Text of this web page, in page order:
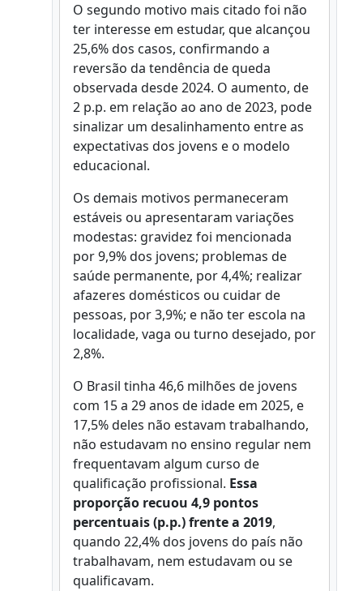
O segundo motivo mais citado foi não
ter interesse em estudar, que alcançou
25,6% dos casos, confirmando a
reversão da tendência de queda
observada desde 2024. O aumento, de
2 p.p. em relação ao ano de 2023, pode
sinalizar um desalinhamento entre as
expectativas dos jovens e o modelo
educacional.
Os demais motivos permaneceram
estáveis ou apresentaram variações
modestas: gravidez foi mencionada
por 9,9% dos jovens; problemas de
saúde permanente, por 4,4%; realizar
afazeres domésticos ou cuidar de
pessoas, por 3,9%; e não ter escola na
localidade, vaga ou turno desejado, por
2,8%.
O Brasil tinha 46,6 milhões de jovens
com 15 a 29 anos de idade em 2025, e
17,5% deles não estavam trabalhando,
não estudavam no ensino regular nem
frequentavam algum curso de
qualificação profissional. Essa
proporção recuou 4,9 pontos
percentuais (p.p.) frente a 2019,
quando 22,4% dos jovens do país não
trabalhavam, nem estudavam ou se
qualificavam.